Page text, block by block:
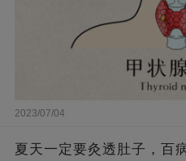
2023/07/04
夏天一定要灸透肚子，百